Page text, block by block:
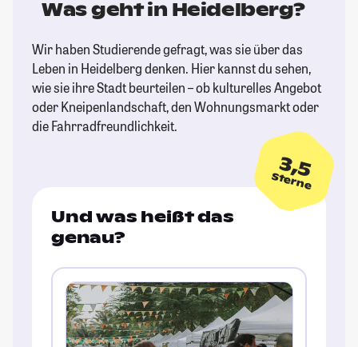
Was geht in Heidelberg?
Wir haben Studierende gefragt, was sie über das
Leben in Heidelberg denken. Hier kannst du sehen,
wie sie ihre Stadt beurteilen – ob kulturelles Angebot
oder Kneipenlandschaft, den Wohnungsmarkt oder
die Fahrradfreundlichkeit.
3,5
Sterne
Und was heißt das
genau?